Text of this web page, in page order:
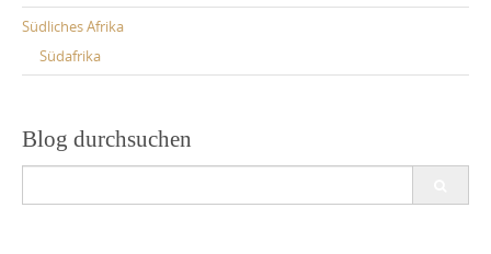
Südliches Afrika
Südafrika
Blog durchsuchen